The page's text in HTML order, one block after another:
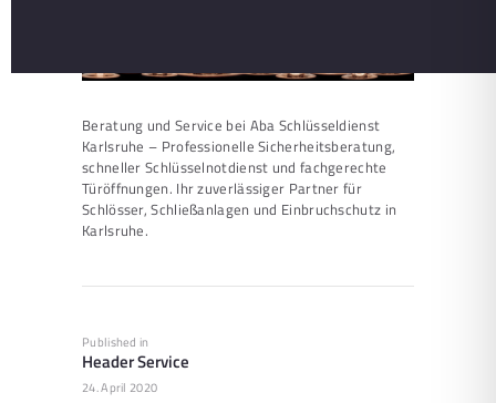
Beratung und Service bei Aba Schlüsseldienst
Karlsruhe – Professionelle Sicherheitsberatung,
schneller Schlüsselnotdienst und fachgerechte
Türöffnungen. Ihr zuverlässiger Partner für
Schlösser, Schließanlagen und Einbruchschutz in
Karlsruhe.
Published in
post:
Header Service
24. April 2020